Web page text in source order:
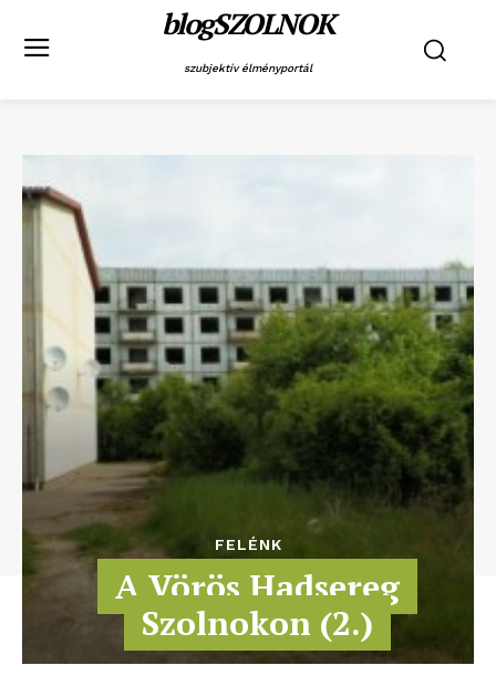
blogSZOLNOK
szubjektív élményportál
FELÉNK
A Vörös Hadsereg
Szolnokon (2.)